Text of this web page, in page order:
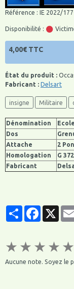
Référence : IE 2022/
Disponibilité :
4,00€ TTC
État du produit :
Fabricant : Delsart
insigne Militaire
Dénomination
Dos
Attache
2
Homologation
G
Fabricant
PartagerFacebook
X
★ ★ ★ ★ ★
Aucune note. Soyez le